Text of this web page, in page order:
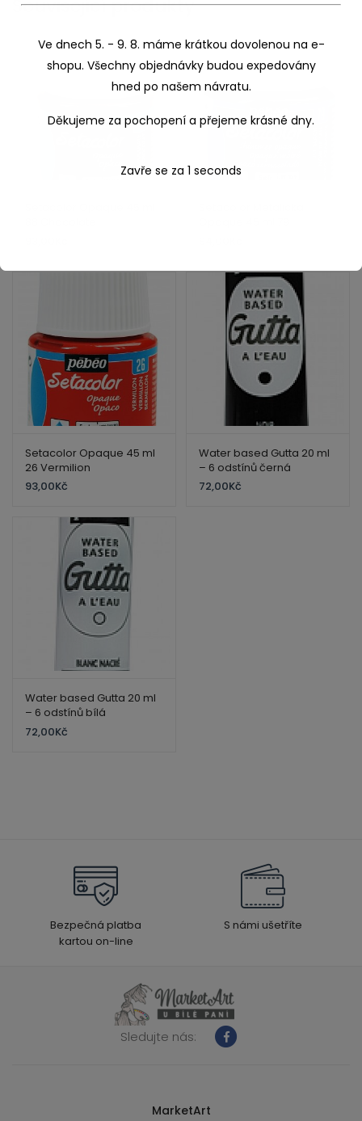
Související produkty
Setacolor Opaque 45 ml
26 Vermilion
93,00Kč
Water based Gutta 20 ml
– 6 odstínů černá
72,00Kč
Water based Gutta 20 ml
– 6 odstínů bílá
72,00Kč
Bezpečná platba
kartou on-line
S námi ušetříte
Sledujte nás:
MarketArt
shopu. Všechny objednávky budou expedovány
hned po našem návratu.